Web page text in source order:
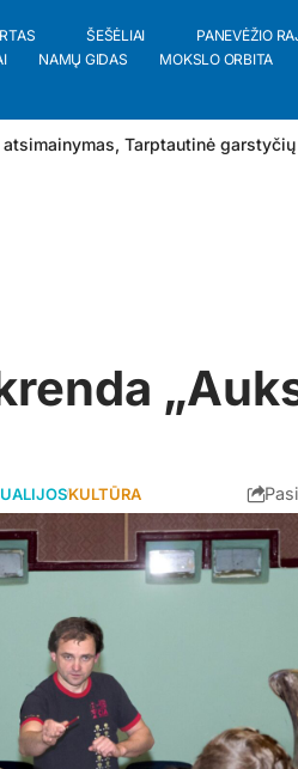
ŠEŠĖLIAI PANEVĖŽIO
NAMŲ GIDAS MOKSLO ORBITA
atsimainymas, Tarptautinė
KULTŪRA